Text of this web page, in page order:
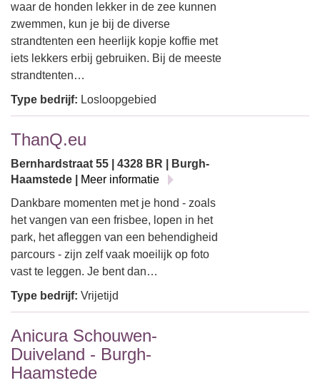
waar de honden lekker in de zee kunnen
zwemmen, kun je bij de diverse
strandtenten een heerlijk kopje koffie met
iets lekkers erbij gebruiken. Bij de meeste
strandtenten…
Type bedrijf: Losloopgebied
ThanQ.eu
Bernhardstraat 55 | 4328 BR | Burgh-
Haamstede |
Meer informatie
Dankbare momenten met je hond - zoals
het vangen van een frisbee, lopen in het
park, het afleggen van een behendigheid
parcours - zijn zelf vaak moeilijk op foto
vast te leggen. Je bent dan…
Type bedrijf: Vrijetijd
Anicura Schouwen-
Duiveland - Burgh-
Haamstede